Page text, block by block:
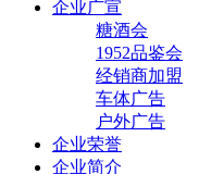
企业广宣
糖酒会
1952品鉴会
经销商加盟
车体广告
户外广告
企业荣誉
企业简介